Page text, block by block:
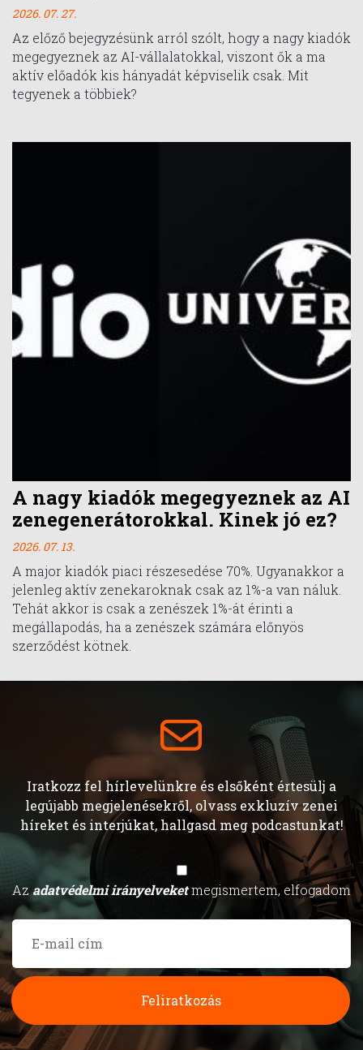
2026. 07. 27.
Az előző bejegyzésünk arról szólt, hogy a nagy kiadók
megegyeznek az AI-vállalatokkal, viszont ők a ma
aktív előadók kis hányadát képviselik csak. Mit
tegyenek a többiek?
A nagy kiadók megegyeznek az AI
zenegenerátorokkal. Kinek jó ez?
2026. 07. 13.
A major kiadók piaci részesedése 70%. Ugyanakkor a
jelenleg aktív zenekaroknak csak az 1%-a van náluk.
Tehát akkor is csak a zenészek 1%-át érinti a
megállapodás, ha a zenészek számára előnyös
szerződést kötnek.
Iratkozz fel hírlevelünkre és elsőként értesülj a
legújabb megjelenésekről, olvass exkluzív zenei
híreket és interjúkat, hallgasd meg podcastunkat!
Azadatvédelmi irányelveketmegismertem, elfogadom
Feliratkozás